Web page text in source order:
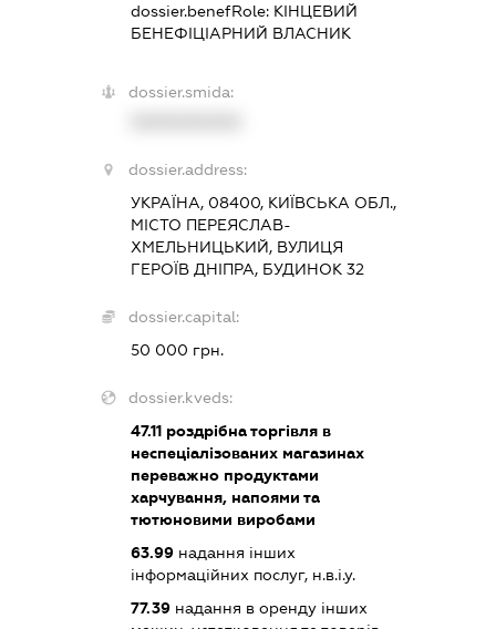
dossier.benefRole: КІНЦЕВИЙ
БЕНЕФІЦІАРНИЙ ВЛАСНИК
dossier.smida:
dossier.address:
УКРАЇНА, 08400, КИЇВСЬКА ОБЛ.,
МІСТО ПЕРЕЯСЛАВ-
ХМЕЛЬНИЦЬКИЙ, ВУЛИЦЯ
ГЕРОЇВ ДНІПРА, БУДИНОК 32
dossier.capital:
50 000 грн.
dossier.kveds:
47.11роздрібна торгівля в
неспеціалізованих магазинах
переважно продуктами
харчування, напоями та
тютюновими виробами
63.99надання інших
інформаційних послуг, н.в.і.у.
77.39надання в оренду інших